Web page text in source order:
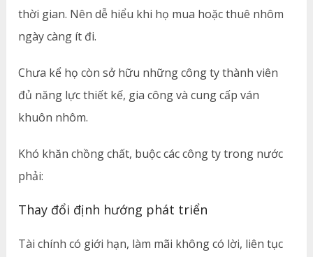
thời gian. Nên dễ hiểu khi họ mua hoặc thuê nhôm
ngày càng ít đi.
Chưa kể họ còn sở hữu những công ty thành viên
đủ năng lực thiết kế, gia công và cung cấp ván
khuôn nhôm.
Khó khăn chồng chất, buộc các công ty trong nước
phải:
Thay đổi định hướng phát triển
Tài chính có giới hạn, làm mãi không có lời, liên tục